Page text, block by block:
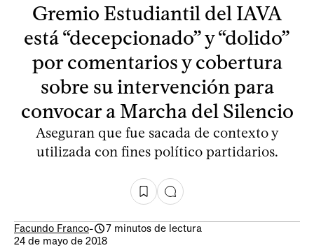
Gremio Estudiantil del IAVA
está “decepcionado” y “dolido”
por comentarios y cobertura
sobre su intervención para
convocar a Marcha del Silencio
Aseguran que fue sacada de contexto y
utilizada con fines político partidarios.
Facundo Franco-
7 minutos de lectura
24 de mayo de 2018